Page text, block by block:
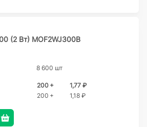
(2 Вт) MOF2WJ300B
8 600 шт
200 +
1,77 ₽
200 +
1,18 ₽